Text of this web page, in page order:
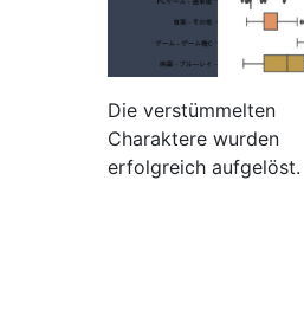
Die verstümmelten
Charaktere wurden
erfolgreich aufgelöst.